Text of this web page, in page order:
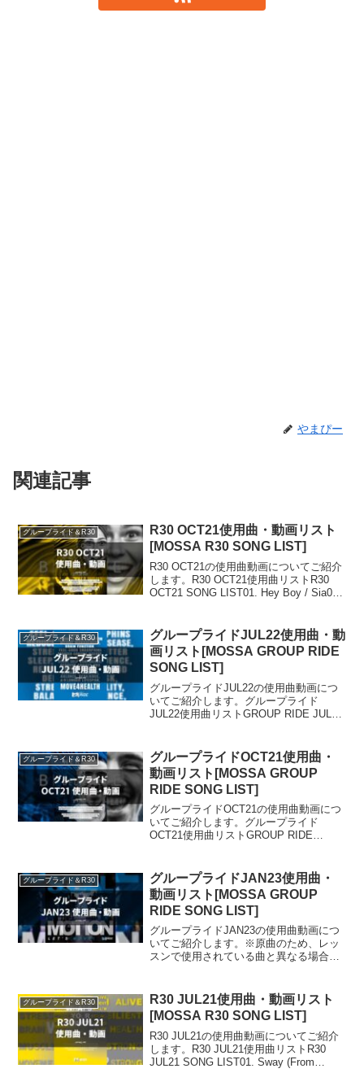
やまぴー
関連記事
グループライド＆R30
R30 OCT21使用曲・動画リスト
[MOSSA R30 SONG LIST]
R30 OCT21の使用曲動画についてご紹介
します。R30 OCT21使用曲リストR30
OCT21 SONG LIST01. Hey Boy / Sia02.
グループライド＆R30
グループライドJUL22使用曲・動
画リスト[MOSSA GROUP RIDE
SONG LIST]
グループライドJUL22の使用曲動画につ
いてご紹介します。グループライド
JUL22使用曲リストGROUP RIDE JUL22
グループライド＆R30
グループライドOCT21使用曲・
動画リスト[MOSSA GROUP
RIDE SONG LIST]
グループライドOCT21の使用曲動画につ
いてご紹介します。グループライド
OCT21使用曲リストGROUP RIDE
グループライド＆R30
グループライドJAN23使用曲・
動画リスト[MOSSA GROUP
RIDE SONG LIST]
グループライドJAN23の使用曲動画につ
いてご紹介します。※原曲のため、レッ
スンで使用されている曲と異なる場合が
LIST01. GOOD VIBES ...
グループライド＆R30
R30 JUL21使用曲・動画リスト
[MOSSA R30 SONG LIST]
R30 JUL21の使用曲動画についてご紹介
します。R30 JUL21使用曲リストR30
JUL21 SONG LIST01. Sway (From